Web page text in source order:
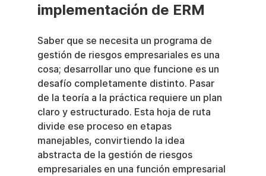
implementación de ERM
Saber que se necesita un programa de
gestión de riesgos empresariales es una
cosa; desarrollar uno que funcione es un
desafío completamente distinto. Pasar
de la teoría a la práctica requiere un plan
claro y estructurado. Esta hoja de ruta
divide ese proceso en etapas
manejables, convirtiendo la idea
abstracta de la gestión de riesgos
empresariales en una función empresarial